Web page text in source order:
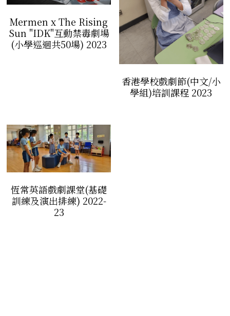
Mermen x The Rising
Sun "IDK"互動禁毒劇場
(小學巡迴共50場) 2023
香港學校戲劇節(中文/小
學組)培訓課程 2023
恆常英語戲劇課堂(基礎
訓練及演出排練) 2022-
23